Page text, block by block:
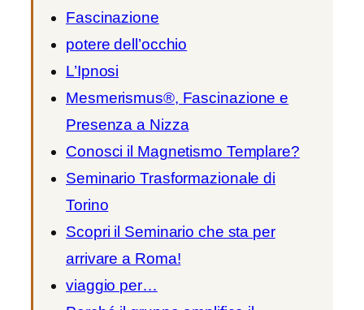
Fascinazione
potere dell’occhio
L’Ipnosi
Mesmerismus®, Fascinazione e
Presenza a Nizza
Conosci il Magnetismo Templare?
Seminario Trasformazionale di
Torino
Scopri il Seminario che sta per
arrivare a Roma!
viaggio per…